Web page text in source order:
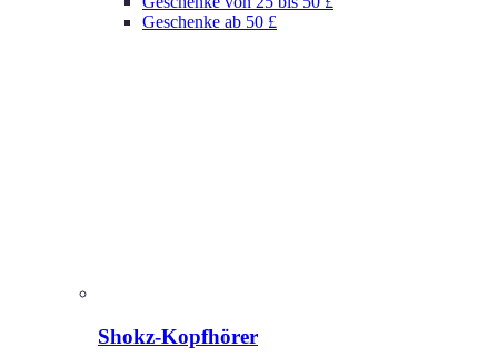
Geschenke ab 50 £
Shokz-Kopfhörer